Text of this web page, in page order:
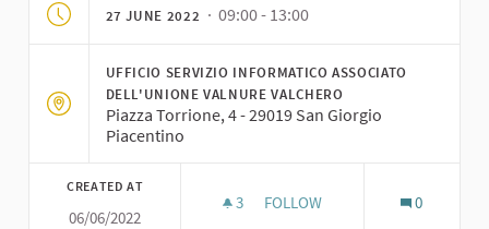
27 JUNE 2022 · 09:00 - 13:00
UFFICIO SERVIZIO INFORMATICO ASSOCIATO
DELL'UNIONE VALNURE VALCHERO
Piazza Torrione, 4 - 29019 San Giorgio
Piacentino
CREATED AT
06/06/2022
3 3 FOLLOWERS
FOLLOW 0